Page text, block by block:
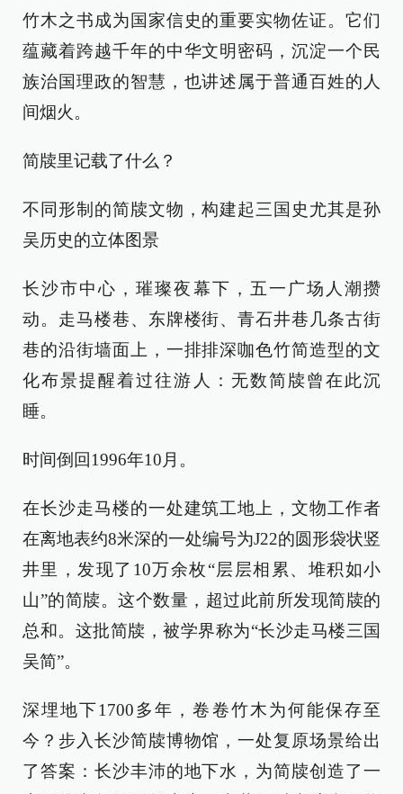
竹木之书成为国家信史的重要实物佐证。它们
蕴藏着跨越千年的中华文明密码，沉淀一个民
族治国理政的智慧，也讲述属于普通百姓的人
间烟火。
简牍里记载了什么？
不同形制的简牍文物，构建起三国史尤其是孙
吴历史的立体图景
长沙市中心，璀璨夜幕下，五一广场人潮攒
动。走马楼巷、东牌楼街、青石井巷几条古街
巷的沿街墙面上，一排排深咖色竹简造型的文
化布景提醒着过往游人：无数简牍曾在此沉
睡。
时间倒回1996年10月。
在长沙走马楼的一处建筑工地上，文物工作者
在离地表约8米深的一处编号为J22的圆形袋状竖
井里，发现了10万余枚“层层相累、堆积如小
山”的简牍。这个数量，超过此前所发现简牍的
总和。这批简牍，被学界称为“长沙走马楼三国
吴简”。
深埋地下1700多年，卷卷竹木为何能保存至
今？步入长沙简牍博物馆，一处复原场景给出
了答案：长沙丰沛的地下水，为简牍创造了一